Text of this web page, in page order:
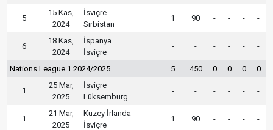
5
15 Kas,
2024
İsviçre
Sırbistan
1 90 - - - -
6
18 Kas,
2024
İspanya
İsviçre
- - - - - -
Nations League 1 2024/2025 5 450 0 0 0 0
1
25 Mar,
2025
İsviçre
Lüksemburg
- - - - - -
1
21 Mar,
2025
Kuzey İrlanda
İsviçre
1 90 - - - -